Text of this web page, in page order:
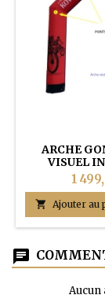
ARCHE
VISUEL
1
 Ajouter au
Aucun